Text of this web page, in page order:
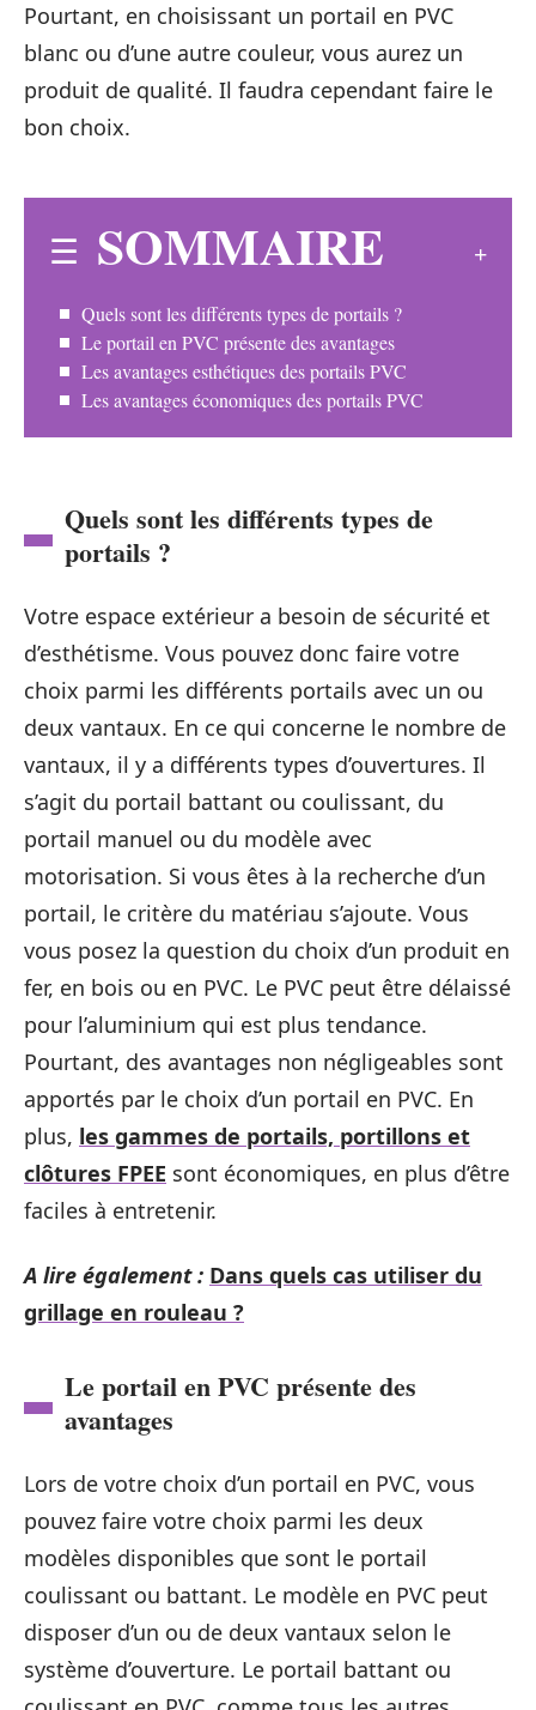
Pourtant, en choisissant un portail en PVC
blanc ou d’une autre couleur, vous aurez un
produit de qualité. Il faudra cependant faire le
bon choix.
SOMMAIRE
Quels sont les différents types de portails ?
Le portail en PVC présente des avantages
Les avantages esthétiques des portails PVC
Les avantages économiques des portails PVC
Quels sont les différents types de
portails ?
Votre espace extérieur a besoin de sécurité et
d’esthétisme. Vous pouvez donc faire votre
choix parmi les différents portails avec un ou
deux vantaux. En ce qui concerne le nombre de
vantaux, il y a différents types d’ouvertures. Il
s’agit du portail battant ou coulissant, du
portail manuel ou du modèle avec
motorisation. Si vous êtes à la recherche d’un
portail, le critère du matériau s’ajoute. Vous
vous posez la question du choix d’un produit en
fer, en bois ou en PVC. Le PVC peut être délaissé
pour l’aluminium qui est plus tendance.
Pourtant, des avantages non négligeables sont
apportés par le choix d’un portail en PVC. En
plus, les gammes de portails, portillons et
clôtures FPEE sont économiques, en plus d’être
faciles à entretenir.
A lire également : Dans quels cas utiliser du
grillage en rouleau ?
Le portail en PVC présente des
avantages
Lors de votre choix d’un portail en PVC, vous
pouvez faire votre choix parmi les deux
modèles disponibles que sont le portail
coulissant ou battant. Le modèle en PVC peut
disposer d’un ou de deux vantaux selon le
système d’ouverture. Le portail battant ou